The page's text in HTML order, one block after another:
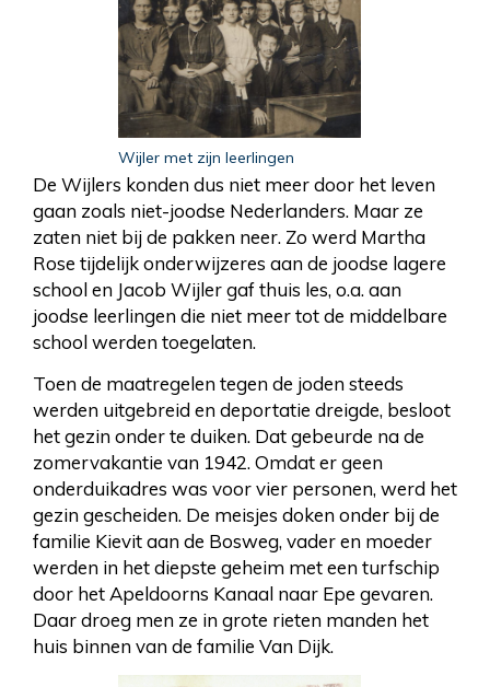
Wijler met zijn leerlingen
De Wijlers konden dus niet meer door het leven
gaan zoals niet-joodse Nederlanders. Maar ze
zaten niet bij de pakken neer. Zo werd Martha
Rose tijdelijk onderwijzeres aan de joodse lagere
school en Jacob Wijler gaf thuis les, o.a. aan
joodse leerlingen die niet meer tot de middelbare
school werden toegelaten.
Toen de maatregelen tegen de joden steeds
werden uitgebreid en deportatie dreigde, besloot
het gezin onder te duiken. Dat gebeurde na de
zomervakantie van 1942. Omdat er geen
onderduikadres was voor vier personen, werd het
gezin gescheiden. De meisjes doken onder bij de
familie Kievit aan de Bosweg, vader en moeder
werden in het diepste geheim met een turfschip
door het Apeldoorns Kanaal naar Epe gevaren.
Daar droeg men ze in grote rieten manden het
huis binnen van de familie Van Dijk.